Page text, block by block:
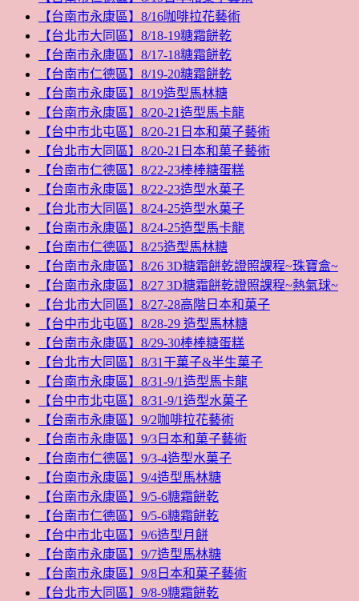
【台南市永康區】8/16咖啡拉花藝術
【台北市大同區】8/18-19糖霜餅乾
【台南市永康區】8/17-18糖霜餅乾
【台南市仁德區】8/19-20糖霜餅乾
【台南市永康區】8/19造型馬林糖
【台南市永康區】8/20-21造型馬卡龍
【台中市北屯區】8/20-21日本和菓子藝術
【台北市大同區】8/20-21日本和菓子藝術
【台南市仁德區】8/22-23棒棒糖蛋糕
【台南市永康區】8/22-23造型水菓子
【台北市大同區】8/24-25造型水菓子
【台南市永康區】8/24-25造型馬卡龍
【台南市仁德區】8/25造型馬林糖
【台南市永康區】8/26 3D糖霜餅乾證照課程~珠寶盒~
【台南市永康區】8/27 3D糖霜餅乾證照課程~熱氣球~
【台北市大同區】8/27-28高階日本和菓子
【台中市北屯區】8/28-29 造型馬林糖
【台南市永康區】8/29-30棒棒糖蛋糕
【台北市大同區】8/31干菓子&半生菓子
【台南市永康區】8/31-9/1造型馬卡龍
【台中市北屯區】8/31-9/1造型水菓子
【台南市永康區】9/2咖啡拉花藝術
【台南市永康區】9/3日本和菓子藝術
【台南市仁德區】9/3-4造型水菓子
【台南市永康區】9/4造型馬林糖
【台南市永康區】9/5-6糖霜餅乾
【台南市仁德區】9/5-6糖霜餅乾
【台中市北屯區】9/6造型月餅
【台南市永康區】9/7造型馬林糖
【台南市永康區】9/8日本和菓子藝術
【台北市大同區】9/8-9糖霜餅乾